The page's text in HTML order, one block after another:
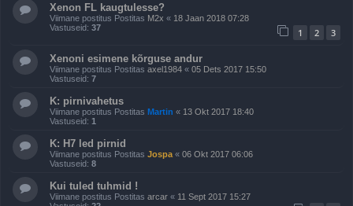
Xenon FL kaugtulesse?
Viimane postitus Postitas M2x « 18 Jaan 2018 07:28
Vastuseid: 37 1 2 3
Xenoni esimene kõrguse andur
Viimane postitus Postitas axel1984 « 05 Dets 2017 15:50
Vastuseid: 7
K: pirnivahetus
Viimane postitus Postitas Martin « 13 Okt 2017 18:40
Vastuseid: 1
K: H7 led pirnid
Viimane postitus Postitas Jospa « 06 Okt 2017 06:06
Vastuseid: 8
Kui tuled tuhmid !
Viimane postitus Postitas arcar « 11 Sept 2017 15:27